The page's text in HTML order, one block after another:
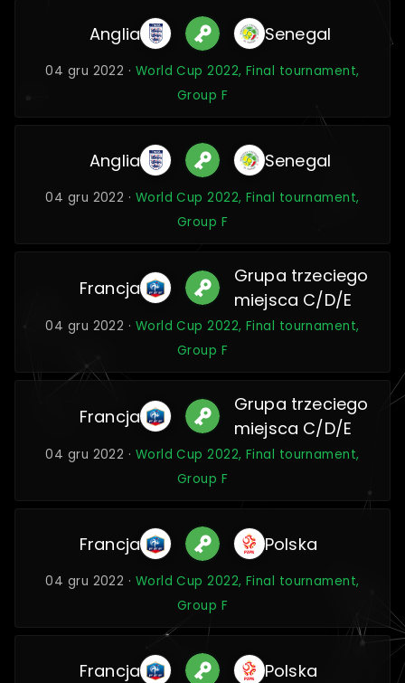
Anglia Senegal
04 gru 2022 · World Cup 2022, Final tournament,
Group F
Anglia Senegal
04 gru 2022 · World Cup 2022, Final tournament,
Group F
Francja
Grupa trzeciego
miejsca C/D/E
04 gru 2022 · World Cup 2022, Final tournament,
Group F
Francja
Grupa trzeciego
miejsca C/D/E
04 gru 2022 · World Cup 2022, Final tournament,
Group F
Francja Polska
04 gru 2022 · World Cup 2022, Final tournament,
Group F
Francja Polska